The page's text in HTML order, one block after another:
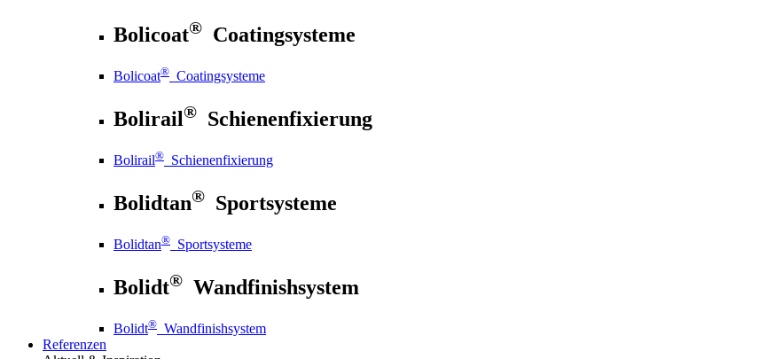
Bolicoat® Coatingsysteme
Bolicoat® Coatingsysteme
Bolirail® Schienenfixierung
Bolirail® Schienenfixierung
Bolidtan® Sportsysteme
Bolidtan® Sportsysteme
Bolidt® Wandfinishsystem
Bolidt® Wandfinishsystem
Referenzen